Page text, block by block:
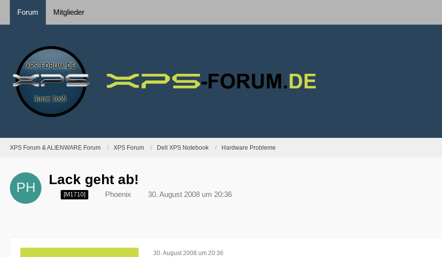
Forum Mitglieder
XPS Forum & ALIENWARE Forum XPS Forum Dell XPS Notebook Hardware Probleme
Lack geht ab!
[M1710] Phoenix 30. August 2008 um 20:36
30. August 2008 um 20:36